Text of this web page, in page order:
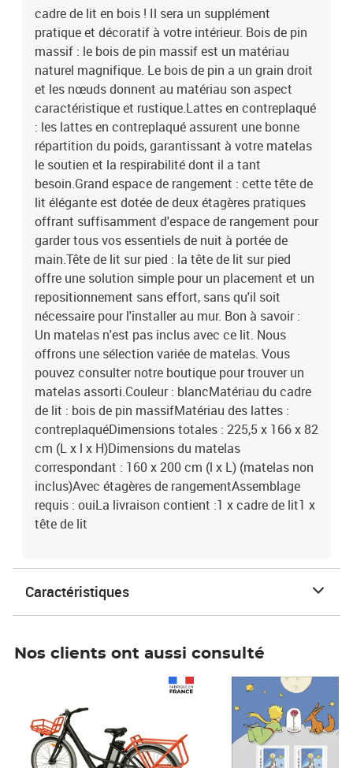
ce lit. Nous offrons une sélection variée de matelas. Vous pouvez
consulter notre boutique pour trouver un matelas assorti.Couleur :
blancMatériau du cadre de lit : bois de pin massifMatériau des
lattes : contreplaquéDimensions totales : 225,5 x 166 x 82 cm (L x l
x H)Dimensions du matelas correspondant : 160 x 200 cm (l x L)
(matelas non inclus)Avec étagères de rangementAssemblage
requis : ouiLa livraison contient :1 x cadre de lit1 x tête de lit
cadre de lit en bois ! Il sera un supplément
pratique et décoratif à votre intérieur. Bois de pin
massif : le bois de pin massif est un matériau
naturel magnifique. Le bois de pin a un grain droit
et les nœuds donnent au matériau son aspect
caractéristique et rustique.Lattes en contreplaqué
: les lattes en contreplaqué assurent une bonne
répartition du poids, garantissant à votre matelas
le soutien et la respirabilité dont il a tant
besoin.Grand espace de rangement : cette tête de
lit élégante est dotée de deux étagères pratiques
offrant suffisamment d'espace de rangement pour
garder tous vos essentiels de nuit à portée de
main.Tête de lit sur pied : la tête de lit sur pied
offre une solution simple pour un placement et un
repositionnement sans effort, sans qu'il soit
nécessaire pour l'installer au mur. Bon à savoir :
Un matelas n'est pas inclus avec ce lit. Nous
offrons une sélection variée de matelas. Vous
pouvez consulter notre boutique pour trouver un
matelas assorti.Couleur : blancMatériau du cadre
de lit : bois de pin massifMatériau des lattes :
contreplaquéDimensions totales : 225,5 x 166 x 82
cm (L x l x H)Dimensions du matelas
correspondant : 160 x 200 cm (l x L) (matelas non
inclus)Avec étagères de rangementAssemblage
requis : ouiLa livraison contient :1 x cadre de lit1 x
tête de lit
Caractéristiques
Nos clients ont aussi consulté
Prix 7,50€